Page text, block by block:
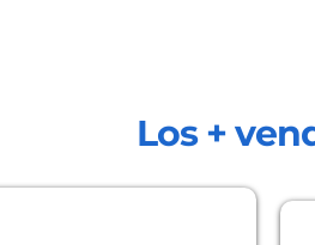
Los +